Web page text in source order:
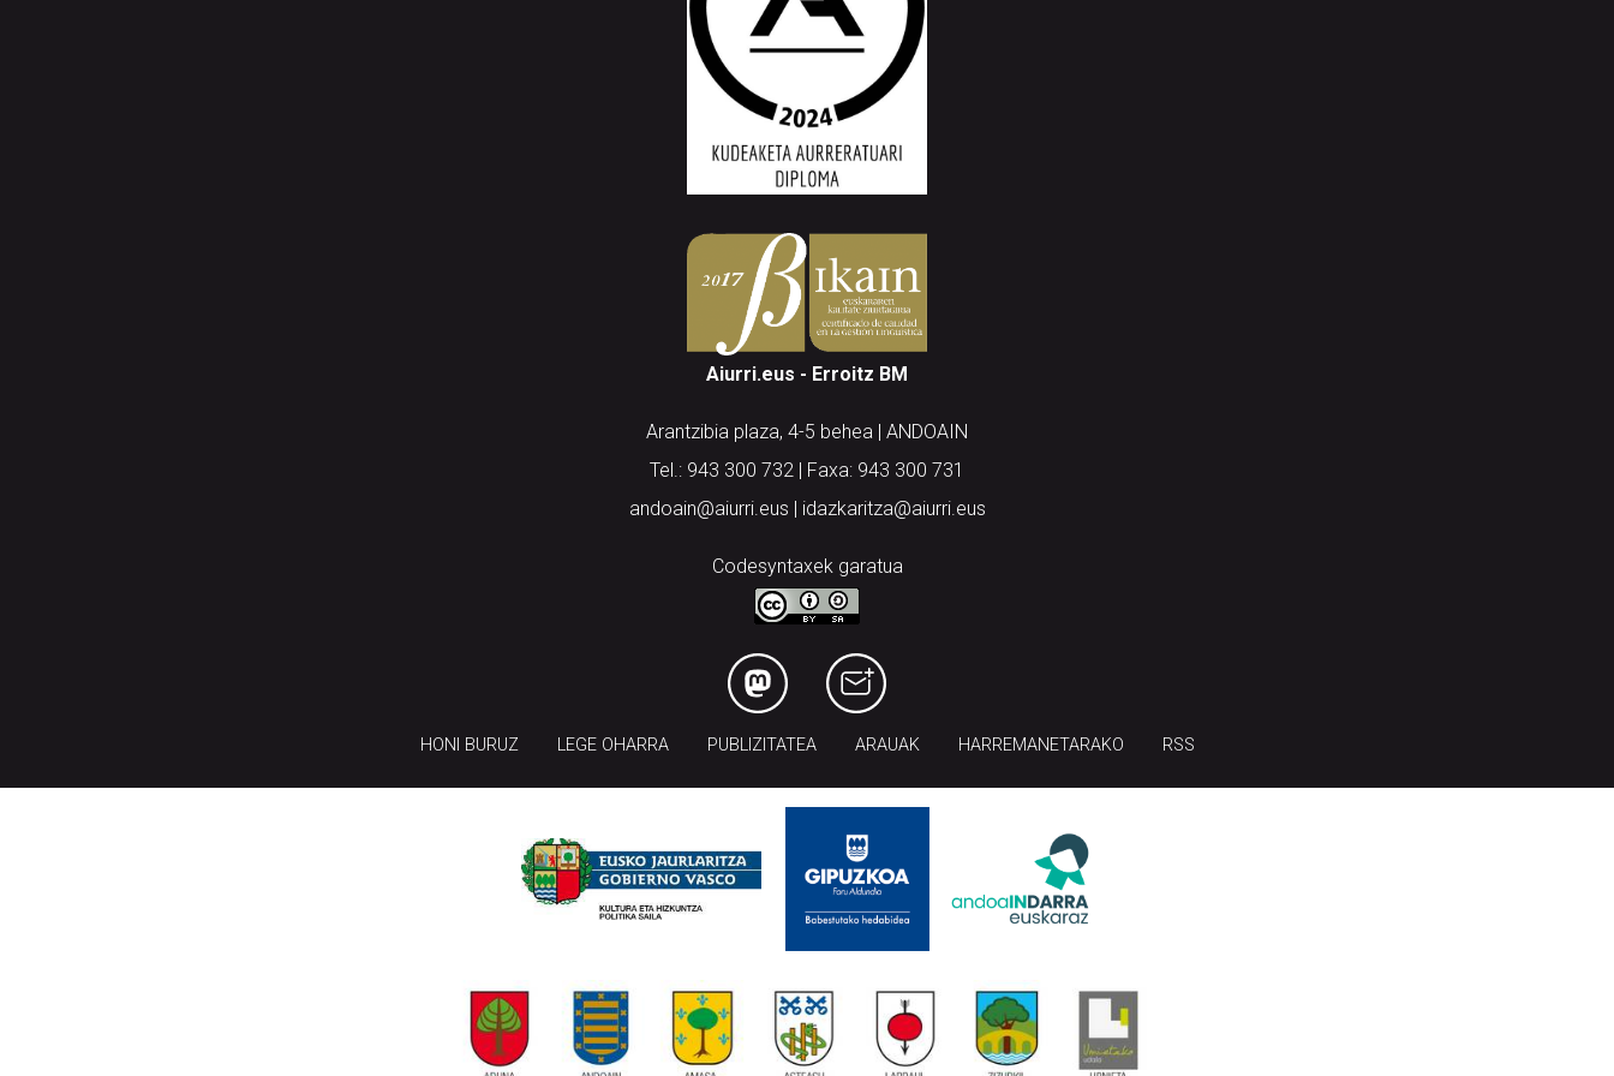
Aiurri.eus - Erroitz BM
Arantzibia plaza, 4-5 behea | ANDOAIN
Tel.: 943 300 732 | Faxa: 943 300 731
andoain@aiurri.eus | idazkaritza@aiurri.eus
Codesyntaxek garatua
HONI BURUZ LEGE OHARRA PUBLIZITATEA ARAUAK HARREMANETARAKO RSS